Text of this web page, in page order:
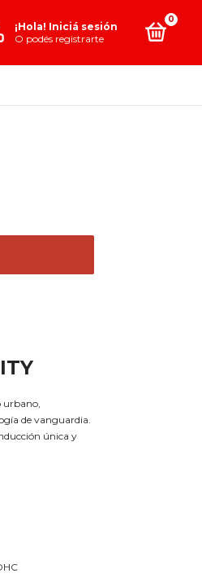
¡Hola! Iniciá sesión
O podés registrarte
0
urbano,
de vanguardia.
única y